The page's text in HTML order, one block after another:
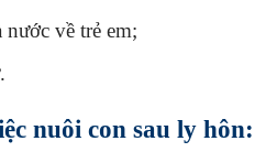
về trẻ em;
nuôi con sau ly hôn: